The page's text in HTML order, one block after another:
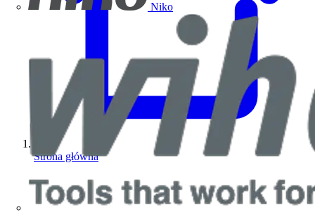
Niko
Strona główna